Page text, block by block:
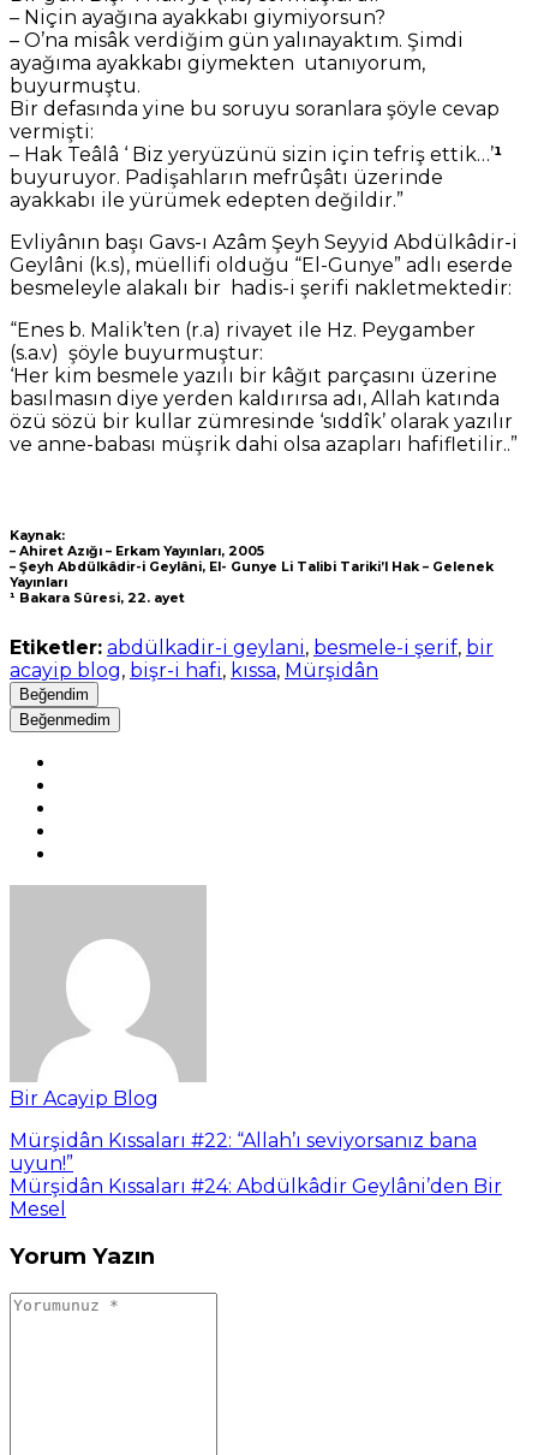
– Niçin ayağına ayakkabı giymiyorsun?
– O’na misâk verdiğim gün yalınayaktım. Şimdi
ayağıma ayakkabı giymekten utanıyorum,
buyurmuştu.
Bir defasında yine bu soruyu soranlara şöyle cevap
vermişti:
– Hak Teâlâ ‘ Biz yeryüzünü sizin için tefriş ettik…’¹
buyuruyor. Padişahların mefrûşâtı üzerinde
ayakkabı ile yürümek edepten değildir.”
Evliyânın başı Gavs-ı Azâm Şeyh Seyyid Abdülkâdir-i
Geylâni (k.s), müellifi olduğu “El-Gunye” adlı eserde
besmeleyle alakalı bir hadis-i şerifi nakletmektedir:
“Enes b. Malik’ten (r.a) rivayet ile Hz. Peygamber
(s.a.v) şöyle buyurmuştur:
‘Her kim besmele yazılı bir kâğıt parçasını üzerine
basılmasın diye yerden kaldırırsa adı, Allah katında
özü sözü bir kullar zümresinde ‘sıddîk’ olarak yazılır
ve anne-babası müşrik dahi olsa azapları hafifletilir..”
Kaynak:
– Ahiret Azığı – Erkam Yayınları, 2005
– Şeyh Abdülkâdir-i Geylâni, El- Gunye Li Talibi Tariki’l Hak – Gelenek
Yayınları
¹ Bakara Sûresi, 22. ayet
Etiketler: abdülkadir-i geylani, besmele-i şerif, bir
acayip blog, bişr-i hafi, kıssa, Mürşidân
Beğendim
Beğenmedim
Bir Acayip Blog
Mürşidân Kıssaları #22: “Allah’ı seviyorsanız bana
uyun!”
Mürşidân Kıssaları #24: Abdülkâdir Geylâni’den Bir
Mesel
Yorum Yazın